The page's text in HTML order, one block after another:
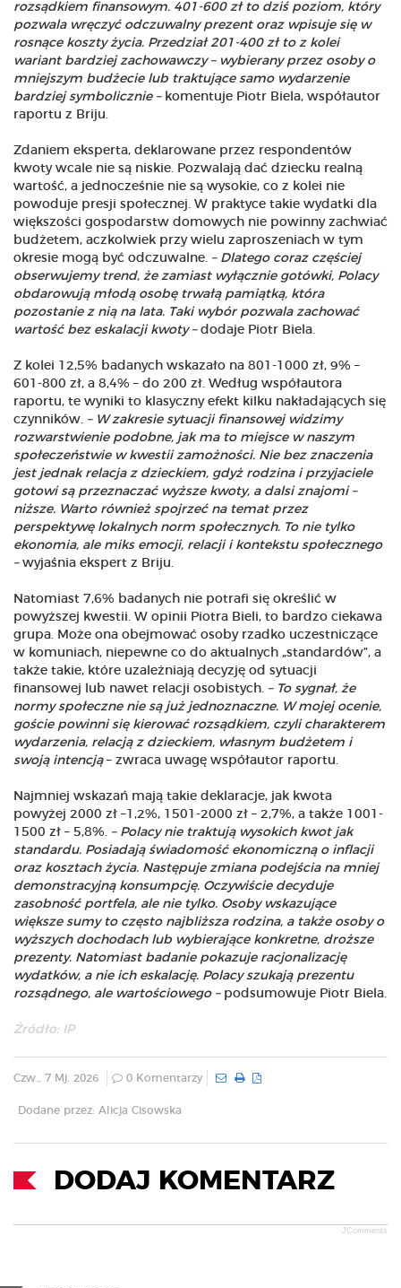
rozsądkiem finansowym. 401-600 zł to dziś poziom, który
pozwala wręczyć odczuwalny prezent oraz wpisuje się w
rosnące koszty życia. Przedział 201-400 zł to z kolei
wariant bardziej zachowawczy – wybierany przez osoby o
mniejszym budżecie lub traktujące samo wydarzenie
bardziej symbolicznie –komentuje Piotr Biela, współautor
raportu z Briju.
Zdaniem eksperta, deklarowane przez respondentów
kwoty wcale nie są niskie. Pozwalają dać dziecku realną
wartość, a jednocześnie nie są wysokie, co z kolei nie
powoduje presji społecznej. W praktyce takie wydatki dla
większości gospodarstw domowych nie powinny zachwiać
budżetem, aczkolwiek przy wielu zaproszeniach w tym
okresie mogą być odczuwalne. – Dlatego coraz częściej
obserwujemy trend, że zamiast wyłącznie gotówki, Polacy
obdarowują młodą osobę trwałą pamiątką, która
pozostanie z nią na lata. Taki wybór pozwala zachować
wartość bez eskalacji kwoty –dodaje Piotr Biela.
Z kolei 12,5% badanych wskazało na 801-1000 zł, 9% –
601-800 zł, a 8,4% – do 200 zł. Według współautora
raportu, te wyniki to klasyczny efekt kilku nakładających się
czynników. – W zakresie sytuacji finansowej widzimy
rozwarstwienie podobne, jak ma to miejsce w naszym
społeczeństwie w kwestii zamożności. Nie bez znaczenia
jest jednak relacja z dzieckiem, gdyż rodzina i przyjaciele
gotowi są przeznaczać wyższe kwoty, a dalsi znajomi –
niższe. Warto również spojrzeć na temat przez
perspektywę lokalnych norm społecznych. To nie tylko
ekonomia, ale miks emocji, relacji i kontekstu społecznego
–wyjaśnia ekspert z Briju.
Natomiast 7,6% badanych nie potrafi się określić w
powyższej kwestii. W opinii Piotra Bieli, to bardzo ciekawa
grupa. Może ona obejmować osoby rzadko uczestniczące
w komuniach, niepewne co do aktualnych „standardów”, a
także takie, które uzależniają decyzję od sytuacji
finansowej lub nawet relacji osobistych. – To sygnał, że
normy społeczne nie są już jednoznaczne. W mojej ocenie,
goście powinni się kierować rozsądkiem, czyli charakterem
wydarzenia, relacją z dzieckiem, własnym budżetem i
swoją intencją– zwraca uwagę współautor raportu.
Najmniej wskazań mają takie deklaracje, jak kwota
powyżej 2000 zł –1,2%, 1501-2000 zł – 2,7%, a także 1001-
1500 zł – 5,8%. – Polacy nie traktują wysokich kwot jak
standardu. Posiadają świadomość ekonomiczną o inflacji
oraz kosztach życia. Następuje zmiana podejścia na mniej
demonstracyjną konsumpcję. Oczywiście decyduje
zasobność portfela, ale nie tylko. Osoby wskazujące
większe sumy to często najbliższa rodzina, a także osoby o
wyższych dochodach lub wybierające konkretne, droższe
prezenty. Natomiast badanie pokazuje racjonalizację
wydatków, a nie ich eskalację. Polacy szukają prezentu
rozsądnego, ale wartościowego –podsumowuje Piotr Biela.
Źródło: IP
Czw., 7 Mj. 2026 0 Komentarzy
Dodane przez: Alicja Cisowska
DODAJ KOMENTARZ
JComments